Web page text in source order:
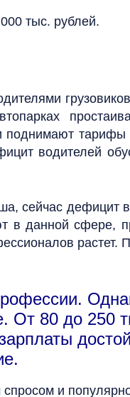
тыс. рублей.
поднимают тарифы
водителей
сейчас дефицит
в данной сфере,
растет.
От 80 до 250
и